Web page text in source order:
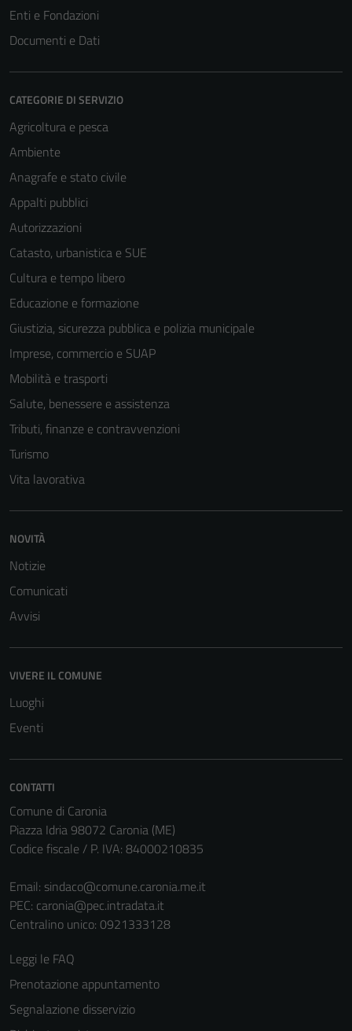
Enti e Fondazioni
Documenti e Dati
CATEGORIE DI SERVIZIO
Agricoltura e pesca
Ambiente
Anagrafe e stato civile
Appalti pubblici
Autorizzazioni
Catasto, urbanistica e SUE
Cultura e tempo libero
Educazione e formazione
Giustizia, sicurezza pubblica e polizia municipale
Imprese, commercio e SUAP
Mobilità e trasporti
Salute, benessere e assistenza
Tributi, finanze e contravvenzioni
Turismo
Vita lavorativa
NOVITÀ
Notizie
Comunicati
Avvisi
VIVERE IL COMUNE
Luoghi
Eventi
CONTATTI
Comune di Caronia
Piazza Idria 98072 Caronia (ME)
Codice fiscale / P. IVA: 84000210835
Email: sindaco@comune.caronia.me.it
PEC: caronia@pec.intradata.it
Centralino unico: 0921333128
Leggi le FAQ
Prenotazione appuntamento
Segnalazione disservizio
Tecnici
essere